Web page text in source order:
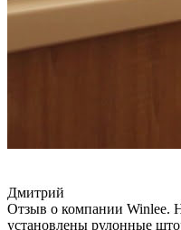
Дмитрий
Отзыв о компании
установлены рулонные